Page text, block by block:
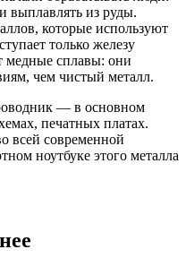
выплавлять из руды.
которые используют
только железу
сплавы: они
чем чистый металл.
— в основном
печатных платах.
всей современной
ноутбуке этого металла